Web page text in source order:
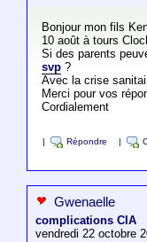
Bonjour mon fils
10 août à tours
Si des parents
svp?
Avec la crise
Merci pour vos
Cordialement
Répondre
Gwenaelle
complications CIA
vendredi 22 octobre